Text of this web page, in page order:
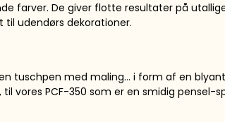
farver. De giver flotte resultater på
udendørs dekorationer.
tuschpen med maling… i form af en
vores PCF-350 som er en smidig pensel-